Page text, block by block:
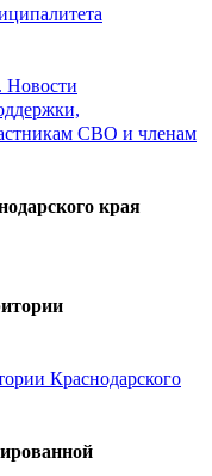
Новости
СВО и членам
края
Краснодарского